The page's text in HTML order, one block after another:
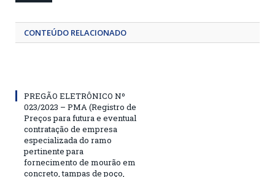
CONTEÚDO RELACIONADO
PREGÃO ELETRÔNICO Nº
023/2023 – PMA (Registro de
Preços para futura e eventual
contratação de empresa
especializada do ramo
pertinente para
fornecimento de mourão em
concreto, tampas de poço,